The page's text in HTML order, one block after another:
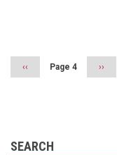
Previous
page
‹‹ Page 4
Next
page
››
SEARCH